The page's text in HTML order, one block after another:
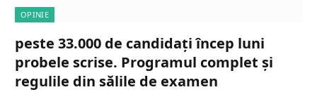
OPINIE
peste 33.000 de candidați încep luni
probele scrise. Programul complet și
regulile din sălile de examen